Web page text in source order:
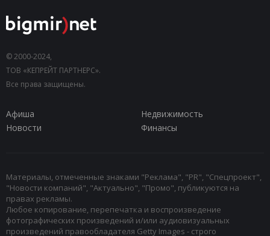
© 2000-2024,
ТОВ «КЕПРЕЙТ ПАРТНЕРС».
Все права защищены.
Афиша
Недвижимость
Новости
Финансы
Материалы, отмеченные знаками "Реклама", "PR", "Спецпроект",
"Новости компаний", "Актуально", "Промо", публикуются на
правах рекламы.
Любое копирование, перепечатка и воспроизведение
фотографических произведений и/или аудиовизуальных
произведений правообладателя Getty Images - строго